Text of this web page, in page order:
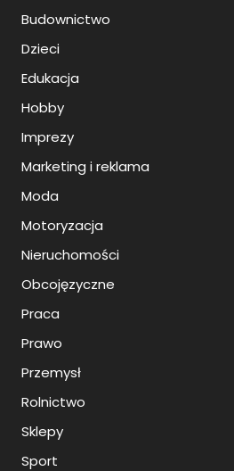
Budownictwo
Dzieci
Edukacja
Hobby
Imprezy
Marketing i reklama
Moda
Motoryzacja
Nieruchomości
Obcojęzyczne
Praca
Prawo
Przemysł
Rolnictwo
Sklepy
Sport